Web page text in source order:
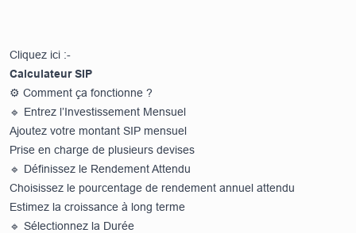
Cliquez ici :-
Calculateur SIP
⚙️ Comment ça fonctionne ?
🔹 Entrez l’Investissement Mensuel
Ajoutez votre montant SIP mensuel
Prise en charge de plusieurs devises
🔹 Définissez le Rendement Attendu
Choisissez le pourcentage de rendement annuel attendu
Estimez la croissance à long terme
🔹 Sélectionnez la Durée